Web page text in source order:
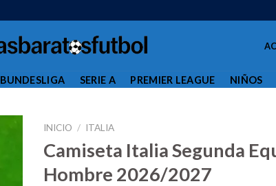
BUNDESLIGA SERIE A PREMIER LEAGUE NIÑOS
INICIO / ITALIA
Camiseta Italia Segunda
Hombre 2026/2027